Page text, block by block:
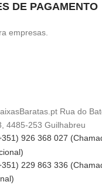
DE PAGAMENTO
empresas.
Rua do
4485-253 Guilhabreu
926 368 027
229 863 336